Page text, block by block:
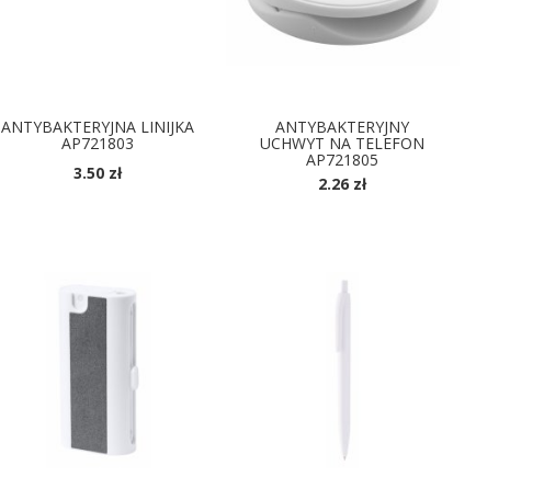
ANTYBAKTERYJNA LINIJKA
AP721803
3.50 zł
ANTYBAKTERYJNY
UCHWYT NA TELEFON
AP721805
2.26 zł